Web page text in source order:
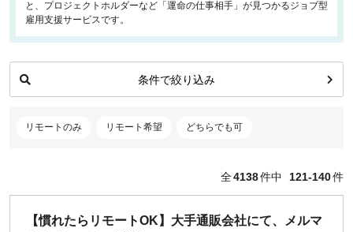
と、プロジェクトホルダーなど「運命の仕事相手」が見つかるジョブ型
雇用支援サービスです。
条件で絞り込み
リモートのみ リモート希望 どちらでも可
iOS/Androidアプリエンジニア
データサイエンティスト
出社のみ
全4138件中 121-140件
【慣れたらリモートOK】大手通販会社にて、メルマ